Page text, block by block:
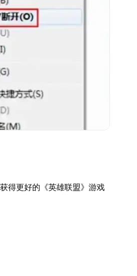
得更好的《英雄联盟》游戏